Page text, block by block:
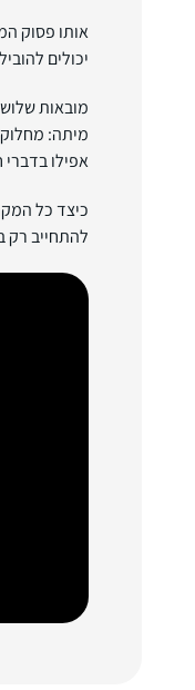
אותו פסוק
יכולים
מובאות
מיתה:
אפילו
כיצד כל
להתחייב רק